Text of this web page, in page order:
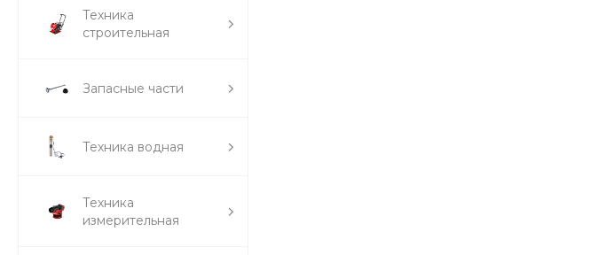
Техника
строительная
Запасные части
Техника водная
Техника
измерительная